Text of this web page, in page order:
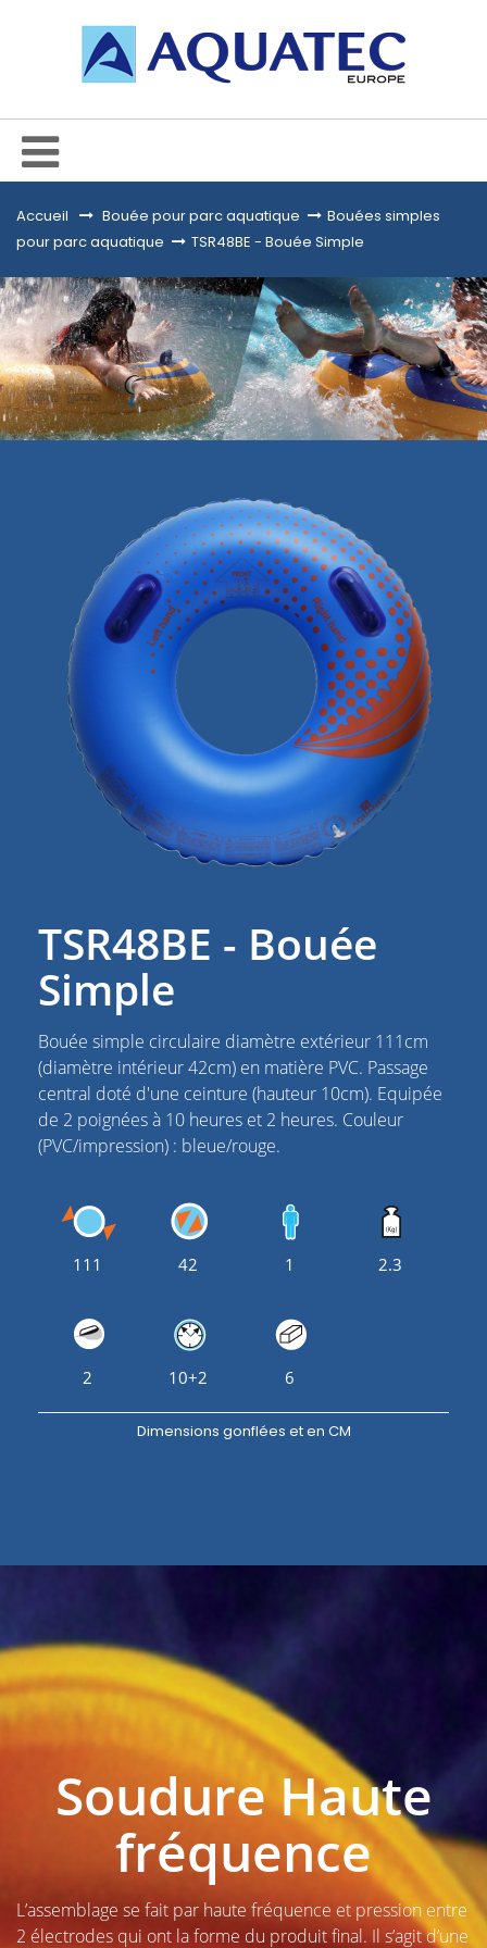
Accueil &gt;Bouée pour parc aquatique > Bouées simples
pour parc aquatique > TSR48BE - Bouée Simple
TSR48BE - Bouée
Simple
Bouée simple circulaire diamètre extérieur 111cm
(diamètre intérieur 42cm) en matière PVC. Passage
central doté d'une ceinture (hauteur 10cm). Equipée
de 2 poignées à 10 heures et 2 heures. Couleur
(PVC/impression) : bleue/rouge.
111 42 1 2.3
2 10+2 6
Dimensions gonflées et en CM
Soudure Haute
fréquence
L’assemblage se fait par haute fréquence et pression entre
2 électrodes qui ont la forme du produit final. Il s’agit d’une